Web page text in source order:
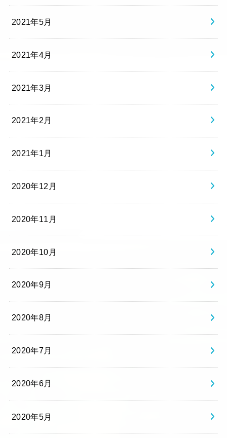
2021年5月
2021年4月
2021年3月
2021年2月
2021年1月
2020年12月
2020年11月
2020年10月
2020年9月
2020年8月
2020年7月
2020年6月
2020年5月